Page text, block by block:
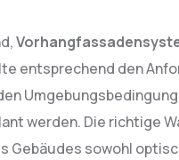
entsprechend den
werden. Die richtige
Gebäudes sowohl